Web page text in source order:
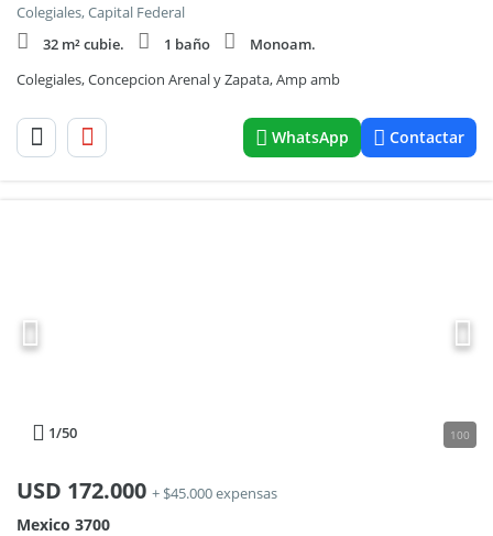
Colegiales, Capital Federal
32 m² cubie.
1 baño
Monoam.
Colegiales, Concepcion Arenal y Zapata, Amp amb
WhatsApp Contactar
1/50 100
USD 172.000 + $45.000 expensas
Mexico 3700